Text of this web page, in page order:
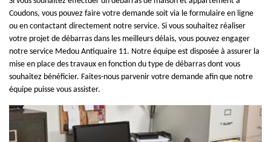
Coudons, vous pouvez faire votre demande soit via le formulaire en ligne
ou en contactant directement notre service. Si vous souhaitez réaliser
votre projet de débarras dans les meilleurs délais, vous pouvez engager
notre service Medou Antiquaire 11. Notre équipe est disposée à assurer la
mise en place des travaux en fonction du type de débarras dont vous
souhaitez bénéficier. Faites-nous parvenir votre demande afin que notre
équipe puisse vous assister.